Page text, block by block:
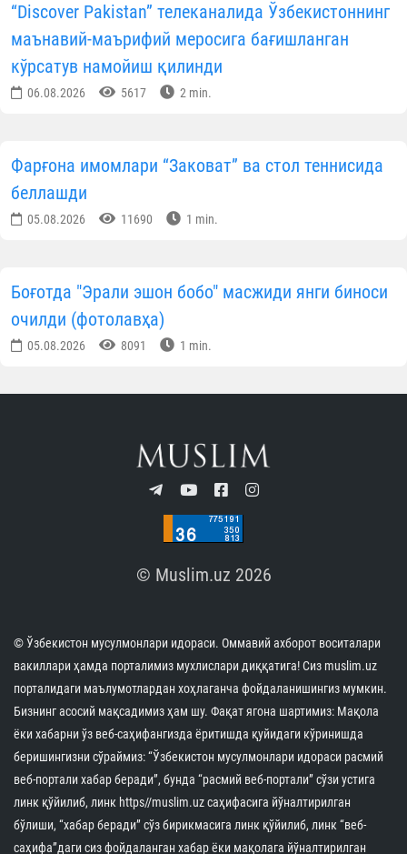
“Discover Pakistan” телеканалида Ўзбекистоннинг
маънавий-маърифий меросига бағишланган
кўрсатув намойиш қилинди
06.08.2026 5617 2 min.
Фарғона имомлари “Заковат” ва стол теннисида
беллашди
05.08.2026 11690 1 min.
Боғотда "Эрали эшон бобо" масжиди янги биноси
очилди (фотолавҳа)
05.08.2026 8091 1 min.
© Muslim.uz 2026
© Ўзбекистон мусулмонлари идораси. Оммавий ахборот воситалари
вакиллари ҳамда порталимиз мухлислари диққатига! Сиз muslim.uz
порталидаги маълумотлардан хоҳлаганча фойдаланишингиз мумкин.
Бизнинг асосий мақсадимиз ҳам шу. Фақат ягона шартимиз: Мақола
ёки хабарни ўз веб-саҳифангизда ёритишда қуйидаги кўринишда
беришингизни сўраймиз: “Ўзбекистон мусулмонлари идораси расмий
веб-портали хабар беради”, бунда “расмий веб-портали” сўзи устига
линк қўйилиб, линк https//muslim.uz саҳифасига йўналтирилган
бўлиши, “хабар беради” сўз бирикмасига линк қўйилиб, линк “веб-
саҳифа”даги сиз фойдаланган хабар ёки мақолага йўналтирилган